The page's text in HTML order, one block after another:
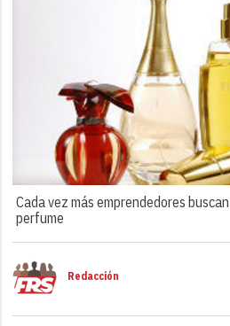
Cada vez más emprendedores
perfume
Redacción